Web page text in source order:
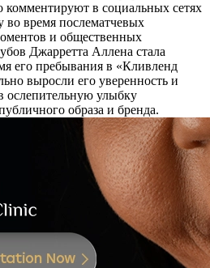
комментируют в социальных сетях
во время послематчевых
и общественных
Джарретта Аллена стала
его пребывания в «Кливленд
выросли его уверенность и
ослепительную улыбку
образа и бренда.